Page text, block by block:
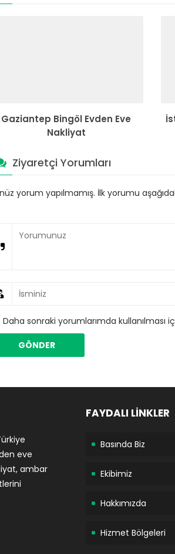
Gaziantep Bingöl Evden Eve
Nakliyat
Ziyaretçi Yorumları
yorum yapılmamış. İlk yorumu
Daha sonraki yorumlarımda
eve
ambar
FAYDALI LİNKLER
Basında Biz
Ekibimiz
Hakkımızda
Hizmet Bölgeleri